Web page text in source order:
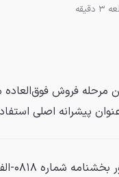
پیشرانه اصلی